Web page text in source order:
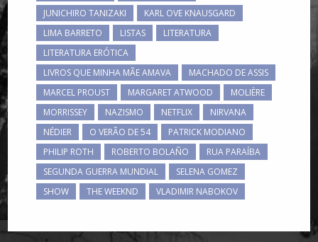
JUNICHIRO TANIZAKI
KARL OVE KNAUSGARD
LIMA BARRETO
LISTAS
LITERATURA
LITERATURA ERÓTICA
LIVROS QUE MINHA MÃE AMAVA
MACHADO DE ASSIS
MARCEL PROUST
MARGARET ATWOOD
MOLIÈRE
MORRISSEY
NAZISMO NETFLIX
NIRVANA
NÉDIER
O VERÃO DE 54
PATRICK MODIANO
PHILIP ROTH
ROBERTO BOLAÑO
RUA PARAÍBA
SEGUNDA GUERRA MUNDIAL
SELENA GOMEZ
SHOW
THE WEEKND VLADIMIR NABOKOV